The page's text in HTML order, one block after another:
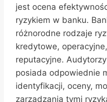
jest ocena
ryzykiem w banku.
różnorodne rodzaje
kredytowe,
reputacyjne.
posiada odpowiednie
identyfikacji, oceny,
zarządzania tymi